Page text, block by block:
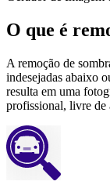
O que é
A remoção de
indesejadas abaixo
resulta em uma
profissional, livre de